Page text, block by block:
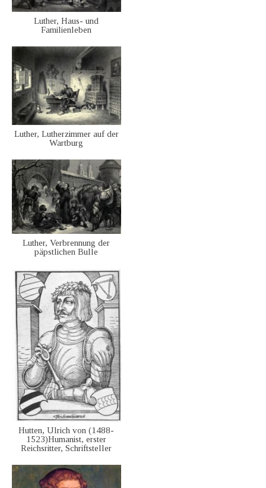
Luther, Haus- und
Familienleben
Luther, Lutherzimmer auf der
Wartburg
Luther, Verbrennung der
päpstlichen Bulle
Hutten, Ulrich von (1488-
1523)Humanist, erster
Reichsritter, Schriftsteller